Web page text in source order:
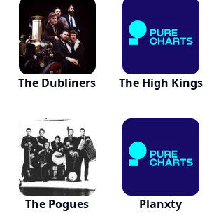
The Dubliners The High Kings
The Pogues Planxty